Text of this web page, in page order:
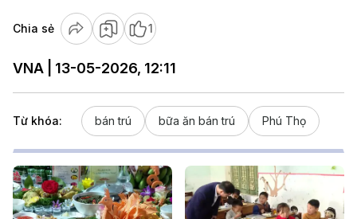
Chia sẻ 1
VNA | 13-05-2026, 12:11
Từ khóa: bán trú bữa ăn bán trú Phú Thọ